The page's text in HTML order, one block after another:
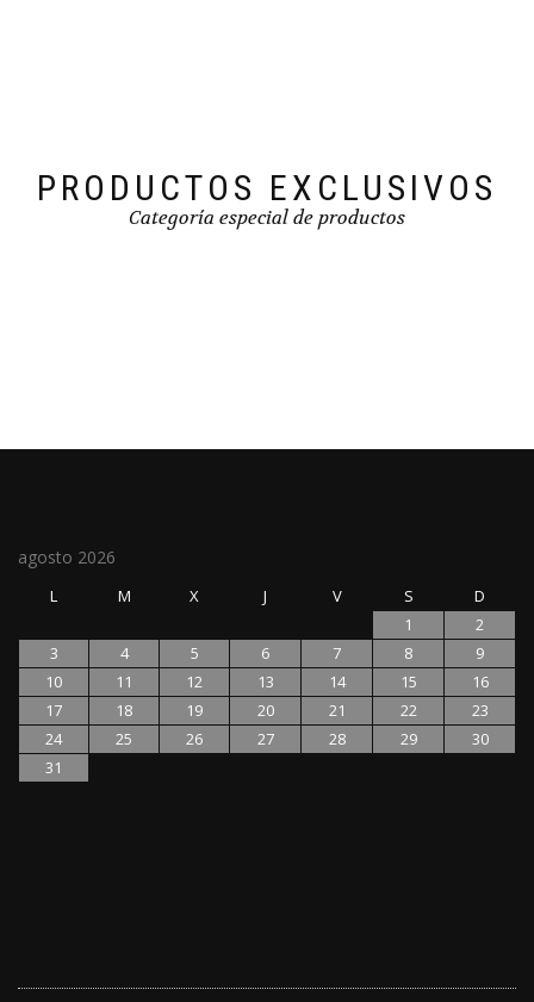
PRODUCTOS EXCLUSIVOS
Categoría especial de productos
agosto 2026
L M X J V S
D
1
2
3
4 5 6 7 8
9
10
11 12 13 14 15
16
17
18 19 20 21 22
23
24
25 26 27 28 29
30
31